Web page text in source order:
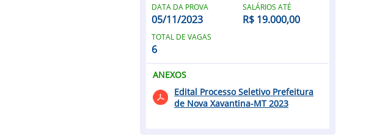
DATA DA PROVA
05/11/2023
SALÁRIOS ATÉ
R$ 19.000,00
TOTAL DE VAGAS
6
ANEXOS
Edital Processo Seletivo Prefeitura
de Nova Xavantina-MT 2023